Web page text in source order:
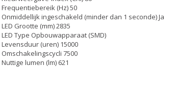
Frequentiebereik (Hz) 50
Onmiddellijk ingeschakeld (minder dan 1 seconde) Ja
LED Grootte (mm) 2835
LED Type Opbouwapparaat (SMD)
Levensduur (uren) 15000
Omschakelingscycli 7500
Nuttige lumen (lm) 621